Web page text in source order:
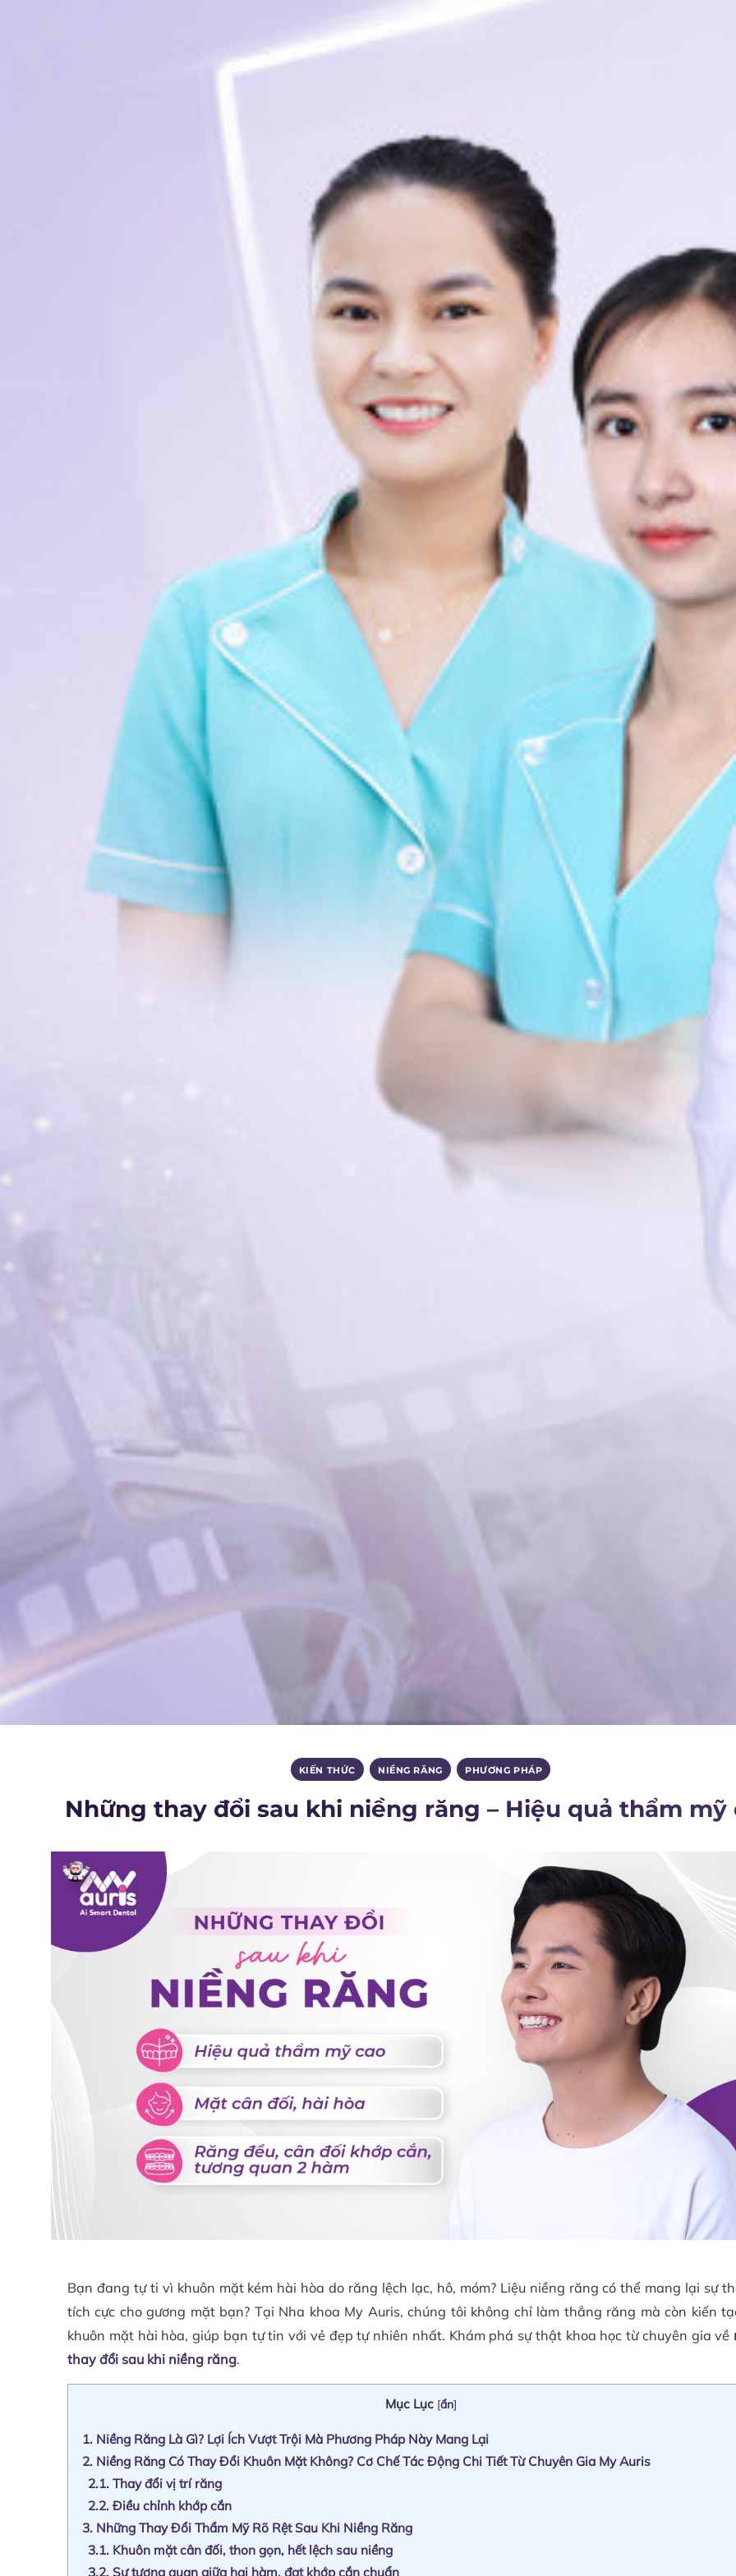
KIẾN THỨC , NIỀNG RĂNG , PHƯƠNG PHÁP
Những thay đổi sau khi niềng răng – Hiệu quả thẩm mỹ
Bạn đang tự ti vì khuôn mặt kém hài hòa do răng lệch lạc, hô, móm? Liệu niềng răng có thể mang lại sự
tích cực cho gương mặt bạn? Tại Nha khoa My Auris, chúng tôi không chỉ làm thẳng răng mà còn kiến
khuôn mặt hài hòa, giúp bạn tự tin với vẻ đẹp tự nhiên nhất. Khám phá sự thật khoa học từ chuyên gia về
thay đổi sau khi niềng răng.
Mục Lục [ẩn]
1. Niềng Răng Là Gì? Lợi Ích Vượt Trội Mà Phương Pháp Này Mang Lại
2. Niềng Răng Có Thay Đổi Khuôn Mặt Không? Cơ Chế Tác Động Chi Tiết Từ Chuyên Gia My Auris
2.1. Thay đổi vị trí răng
2.2. Điều chỉnh khớp cắn
3. Những Thay Đổi Thẩm Mỹ Rõ Rệt Sau Khi Niềng Răng
3.1. Khuôn mặt cân đối, thon gọn, hết lệch sau niềng
3.2. Sự tương quan giữa hai hàm, đạt khớp cắn chuẩn